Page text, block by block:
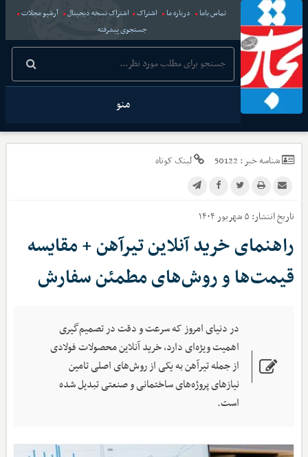
تماس باما درباره ما اشتراک اشتراک نسخه دیجیتال
آرشیو مجلات
جستجوی پیشرفته
منو
شناسه خبر : 50122 لینک کوتاه
تاریخ انتشار: ۵ شهریور ۱۴۰۴
راهنمای خرید آنلاین تیرآهن + مقایسه
قیمت‌ها و روش‌های مطمئن سفارش
در دنیای امروز که سرعت و دقت در تصمیم‌گیری
اهمیت ویژه‌ای دارد، خرید آنلاین محصولات فولادی
از جمله تیرآهن به یکی از روش‌های اصلی تامین
نیازهای پروژه‌های ساختمانی و صنعتی تبدیل شده
است.